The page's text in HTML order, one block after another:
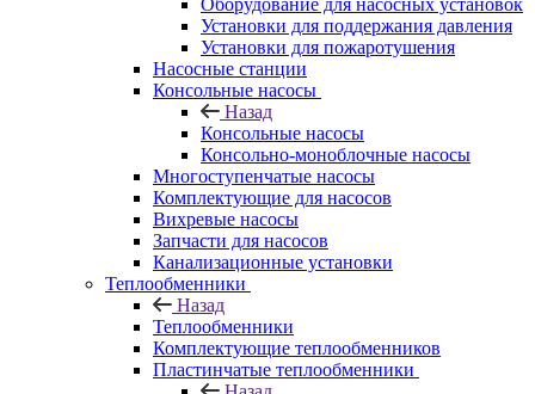
Оборудование для насосных установок
Установки для поддержания давления
Установки для пожаротушения
Насосные станции
Консольные насосы
Назад
Консольные насосы
Консольно-моноблочные насосы
Многоступенчатые насосы
Комплектующие для насосов
Вихревые насосы
Запчасти для насосов
Канализационные установки
Теплообменники
Назад
Теплообменники
Комплектующие теплообменников
Пластинчатые теплообменники